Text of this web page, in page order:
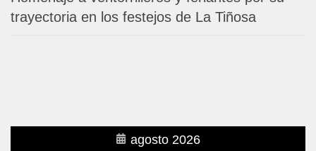
trayectoria en los festejos de La Tiñosa
agosto 2026